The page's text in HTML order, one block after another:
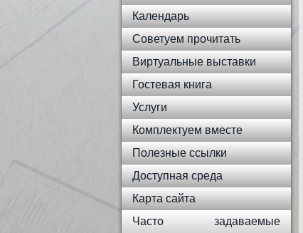
Календарь
Советуем прочитать
Виртуальные выставки
Гостевая книга
Услуги
Комплектуем вместе
Полезные ссылки
Доступная среда
Карта сайта
Часто задаваемые